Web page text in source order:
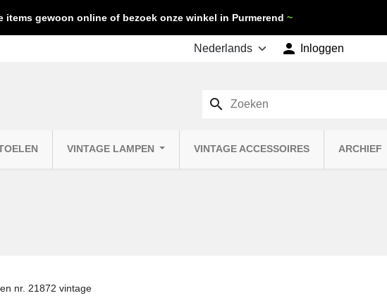
items gewoon online of bezoek onze winkel in Purmerend ~
 Inloggen
VINTAGE LAMPEN VINTAGE ACCESSOIRES ARCHIEF
search
nr. 21872 vintage